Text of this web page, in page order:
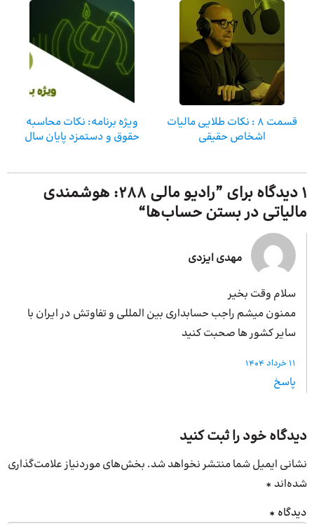
قسمت 8 : نکات طلایی مالیات
اشخاص حقیقی
ویژه برنامه: نکات محاسبه
حقوق و دستمزد پایان سال
1 دیدگاه برای ”
رادیو مالی 288: هوشمندی
مالیاتی در بستن حساب‌ها“
مهدی ایزدی
سلام وقت بخیر
ممنون میشم راجب حسابداری بین المللی و تفاوتش در ایران با
سایر کشور ها صحبت کنید
11 خرداد 1404
پاسخ
دیدگاه خود را ثبت کنید
نشانی ایمیل شما منتشر نخواهد شد. بخش‌های موردنیاز علامت‌گذاری
شده‌اند *
دیدگاه *